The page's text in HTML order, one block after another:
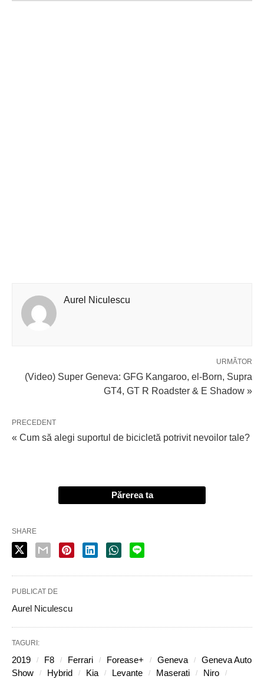
Aurel Niculescu
URMĂTOR
(Video) Super Geneva: GFG Kangaroo, el-Born, Supra
GT4, GT R Roadster & E Shadow »
PRECEDENT
« Cum să alegi suportul de bicicletă potrivit nevoilor tale?
Părerea ta
SHARE
PUBLICAT DE
Aurel Niculescu
TAGURI:
2019 F8 Ferrari Forease+ Geneva
Geneva Auto
Show
Hybrid Kia Levante Maserati
Niro